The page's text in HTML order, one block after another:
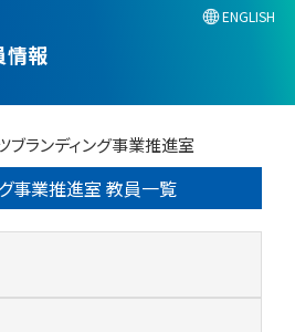
情報
ENGLISH
ブランディング事業推進室
事業推進室 教員一覧